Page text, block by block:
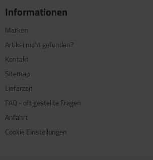
Informationen
Marken
Artikel nicht gefunden?
Kontakt
Sitemap
Lieferzeit
FAQ - oft gestellte Fragen
Anfahrt
Cookie Einstellungen